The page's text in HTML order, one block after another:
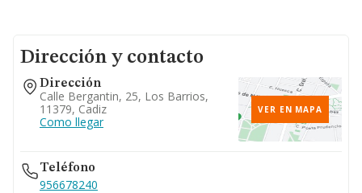
Dirección y contacto
Dirección
Calle Bergantin, 25, Los Barrios,
11379, Cadiz
Como llegar
VER EN MAPA
Teléfono
956678240